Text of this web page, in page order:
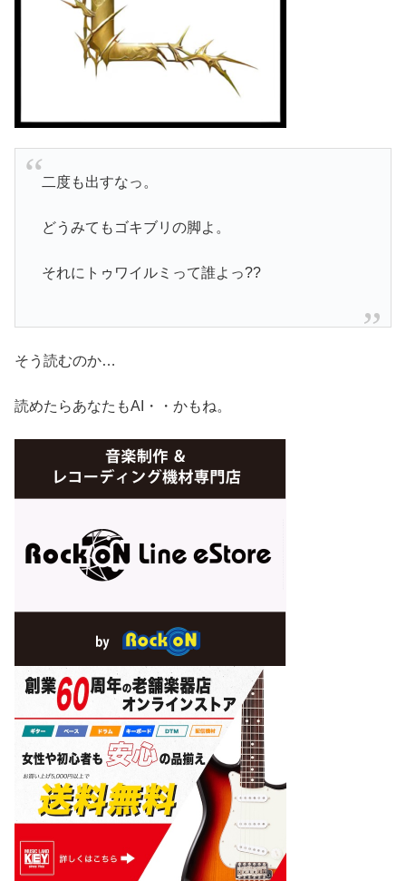
二度も出すなっ。
どうみてもゴキブリの脚よ。
それにトゥワイルミって誰よっ??
そう読むのか…
読めたらあなたもAI・・かもね。